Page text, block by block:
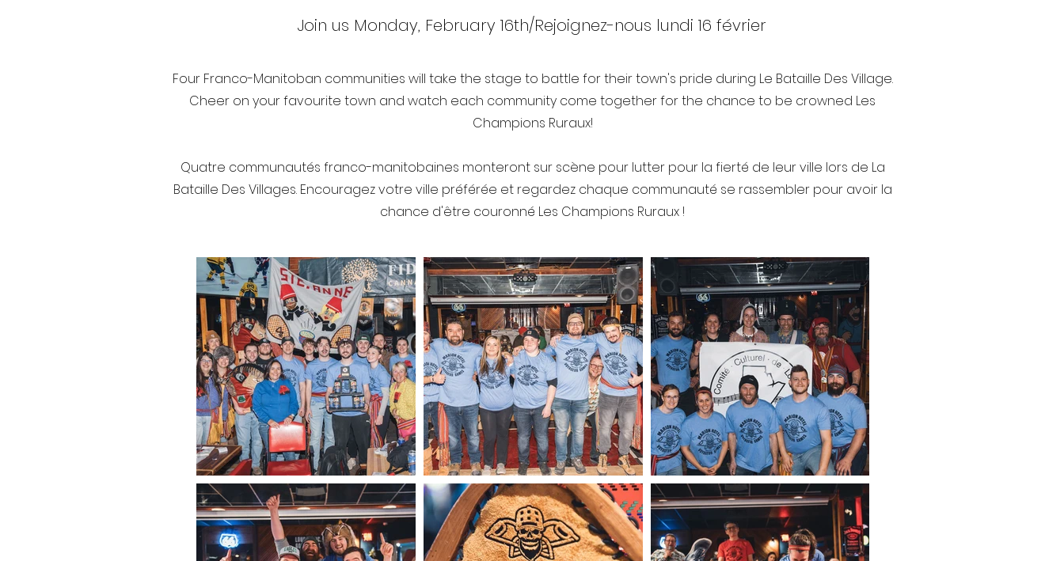
Join us Monday, February 16th/Rejoignez-nous lundi 16 février
Four Franco-Manitoban communities will take the stage to battle for their town's pride during Le Bataille Des Village.
Cheer on your favourite town and watch each community come together for the chance to be crowned Les
Champions Ruraux!
Quatre communautés franco-manitobaines monteront sur scène pour lutter pour la fierté de leur ville lors de La
Bataille Des Villages. Encouragez votre ville préférée et regardez chaque communauté se rassembler pour avoir la
chance d'être couronné Les Champions Ruraux !